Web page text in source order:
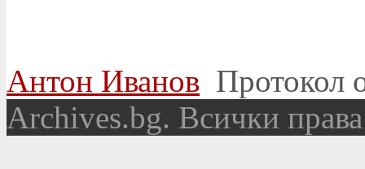
Антон Иванов Протокол
Аrchives.bg. Всички права